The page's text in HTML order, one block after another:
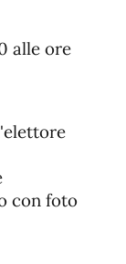
alle ore
con foto